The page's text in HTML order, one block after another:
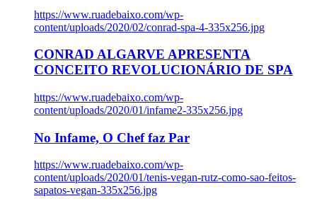
https://www.ruadebaixo.com/wp-
content/uploads/2020/02/conrad-spa-4-335x256.jpg
CONRAD ALGARVE APRESENTA
CONCEITO REVOLUCIONÁRIO DE SPA
https://www.ruadebaixo.com/wp-
content/uploads/2020/01/infame2-335x256.jpg
No Infame, O Chef faz Par
https://www.ruadebaixo.com/wp-
content/uploads/2020/01/tenis-vegan-rutz-como-sao-feitos-
sapatos-vegan-335x256.jpg